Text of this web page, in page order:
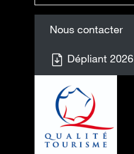
Nous contacter
Dépliant 2026